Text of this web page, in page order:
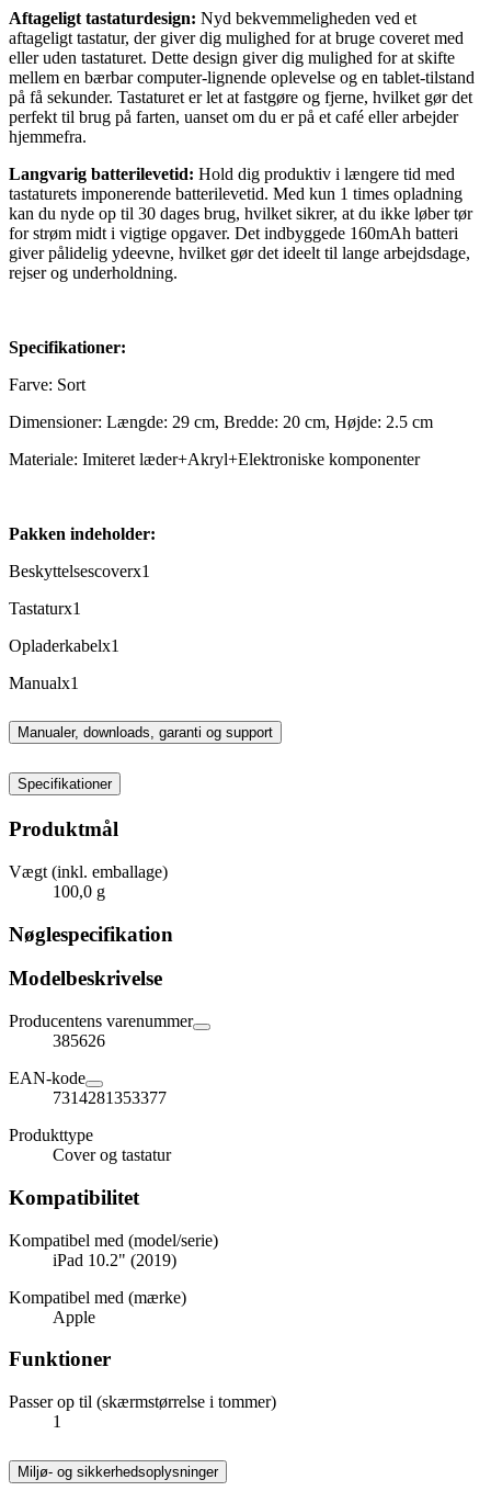
Aftageligt tastaturdesign: Nyd bekvemmeligheden ved et
aftageligt tastatur, der giver dig mulighed for at bruge coveret med
eller uden tastaturet. Dette design giver dig mulighed for at skifte
mellem en bærbar computer-lignende oplevelse og en tablet-tilstand
på få sekunder. Tastaturet er let at fastgøre og fjerne, hvilket gør det
perfekt til brug på farten, uanset om du er på et café eller arbejder
hjemmefra.
Langvarig batterilevetid: Hold dig produktiv i længere tid med
tastaturets imponerende batterilevetid. Med kun 1 times opladning
kan du nyde op til 30 dages brug, hvilket sikrer, at du ikke løber tør
for strøm midt i vigtige opgaver. Det indbyggede 160mAh batteri
giver pålidelig ydeevne, hvilket gør det ideelt til lange arbejdsdage,
rejser og underholdning.
Specifikationer:
Farve: Sort
Dimensioner: Længde: 29 cm, Bredde: 20 cm, Højde: 2.5 cm
Materiale: Imiteret læder+Akryl+Elektroniske komponenter
Pakken indeholder:
Beskyttelsescoverx1
Tastaturx1
Opladerkabelx1
Manualx1
Manualer, downloads, garanti og support
Specifikationer
Produktmål
Vægt (inkl. emballage)
100,0 g
Nøglespecifikation
Modelbeskrivelse
Producentens varenummer
385626
EAN-kode
7314281353377
Produkttype
Cover og tastatur
Kompatibilitet
Kompatibel med (model/serie)
iPad 10.2" (2019)
Kompatibel med (mærke)
Apple
Funktioner
Passer op til (skærmstørrelse i tommer)
1
Miljø- og sikkerhedsoplysninger